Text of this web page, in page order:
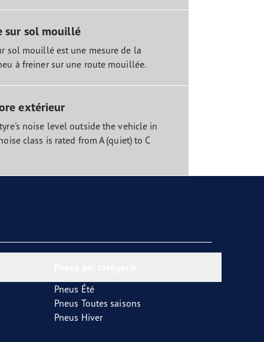
sur sol mouillé
sol mouillé est une mesure de la
à freiner sur une route mouillée.
extérieur
noise level outside the vehicle in
class is rated from A (quiet) to C
Pneus Été
Pneus Toutes saisons
Pneus Hiver